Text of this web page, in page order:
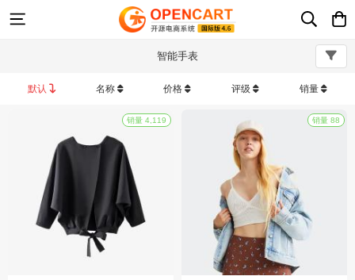
智能手表
默认 名称 价格 评级 销量